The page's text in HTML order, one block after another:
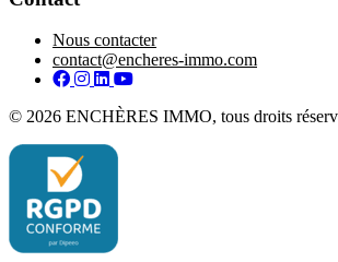
Nous contacter
contact@encheres-immo.com
Facebook
Instagram
LinkedIn
YouTube
© 2026 ENCHÈRES IMMO, tous droits